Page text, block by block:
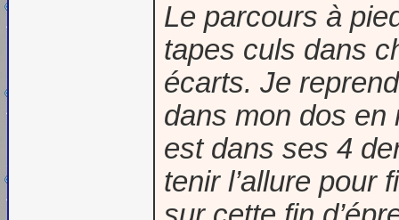
Le parcours à
tapes culs dans
écarts. Je
dans mon dos en
est dans ses 4
tenir l’allure pour